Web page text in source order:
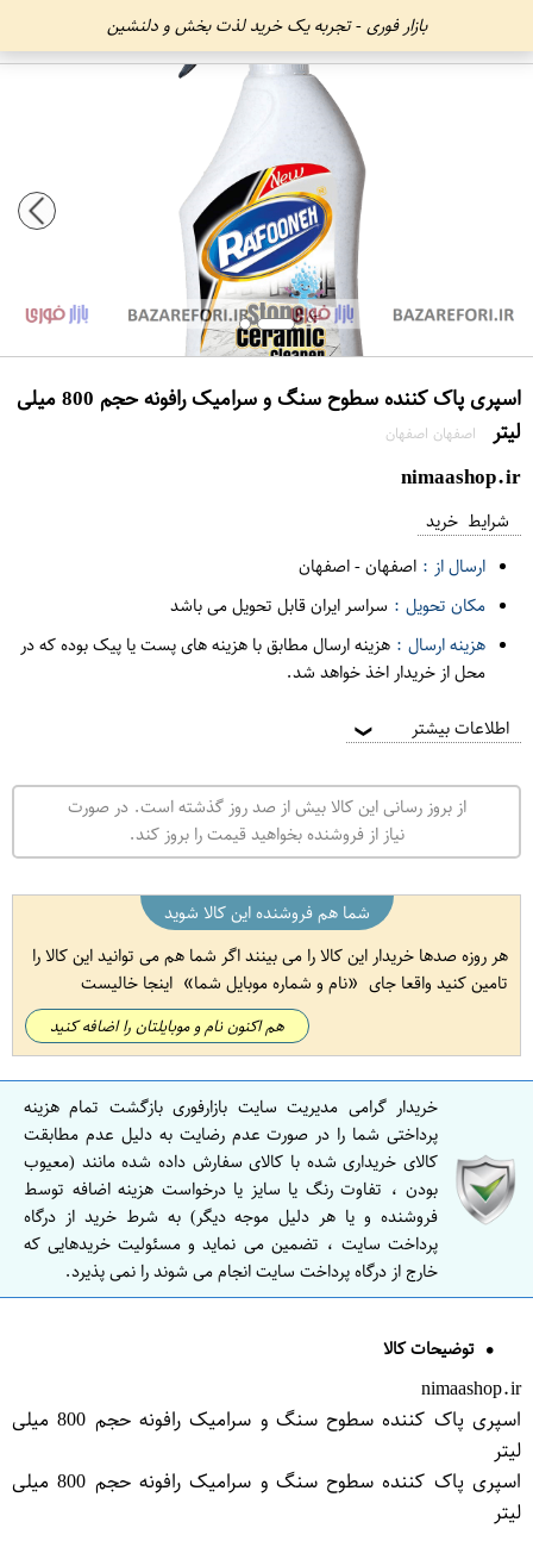
بازار فوری - تجربه یک خرید لذت بخش و دلنشین
اسپری پاک کننده سطوح سنگ و سرامیک رافونه حجم 800 میلی
لیتر
اصفهان اصفهان
nimaashop.ir
شرایط خرید
ارسال از : اصفهان-اصفهان
مکان تحویل : سراسر ایران قابل تحویل می باشد
هزینه ارسال : هزینه ارسال مطابق با هزینه های پست یا پیک بوده که در
محل از خریدار اخذ خواهد شد.
اطلاعات بیشتر ❯
از بروز رسانی این کالا بیش از صد روز گذشته است. در صورت
نیاز از فروشنده بخواهید قیمت را بروز کند.
شما هم فروشنده این کالا شوید
هر روزه صدها خریدار این کالا را می بینند اگر شما هم می توانید این کالا را
تامین کنید واقعا جای
نام و شماره موبایل شما اینجا خالیست
هم اکنون نام و موبایلتان را اضافه کنید
خریدار گرامی مدیریت سایت بازارفوری بازگشت تمام هزینه
پرداختی شما را در صورت عدم رضایت به دلیل عدم مطابقت
کالای خریداری شده با کالای سفارش داده شده مانند (معیوب
بودن ، تفاوت رنگ یا سایز یا درخواست هزینه اضافه توسط
فروشنده و یا هر دلیل موجه دیگر) به شرط خرید از درگاه
پرداخت سایت ، تضمین می نماید و مسئولیت خریدهایی که
خارج از درگاه پرداخت سایت انجام می شوند را نمی پذیرد.
توضیحات کالا
nimaashop.ir
اسپری پاک کننده سطوح سنگ و سرامیک رافونه حجم 800 میلی
لیتر
اسپری پاک کننده سطوح سنگ و سرامیک رافونه حجم 800 میلی
لیتر